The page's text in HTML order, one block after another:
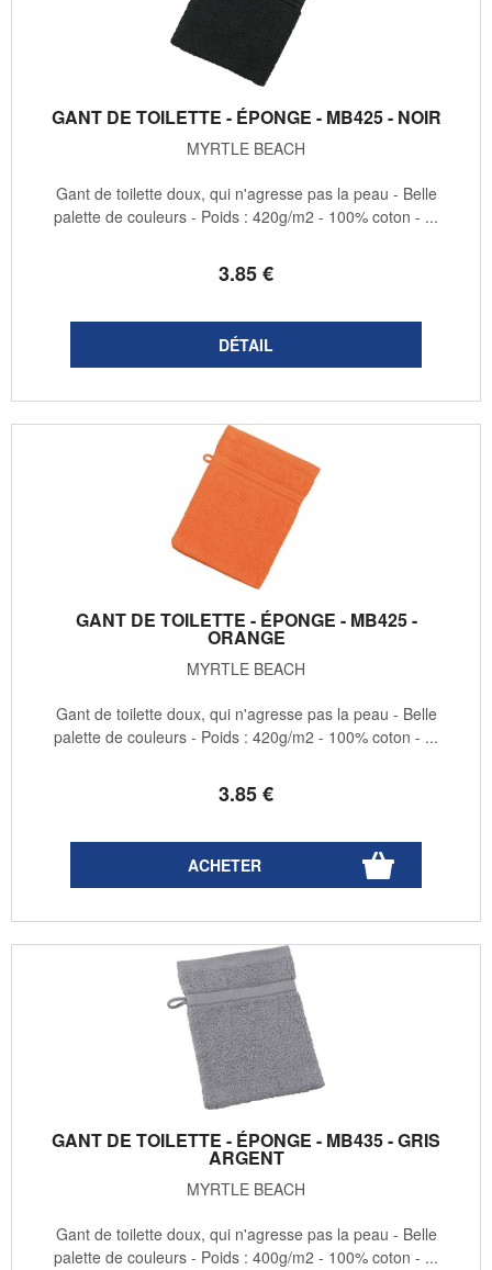
GANT DE TOILETTE - ÉPONGE - MB425 - NOIR
MYRTLE BEACH
3.85€
Gant de toilette doux, qui n'agresse pas la peau - Belle
palette de couleurs - Poids : 420g/m2 - 100% coton - ...
GANT DE TOILETTE - ÉPONGE - MB425 -
ORANGE
MYRTLE BEACH
3.85€
Gant de toilette doux, qui n'agresse pas la peau - Belle
palette de couleurs - Poids : 420g/m2 - 100% coton - ...
GANT DE TOILETTE - ÉPONGE - MB435 - GRIS
ARGENT
MYRTLE BEACH
Gant de toilette doux, qui n'agresse pas la peau - Belle
palette de couleurs - Poids : 400g/m2 - 100% coton - ...